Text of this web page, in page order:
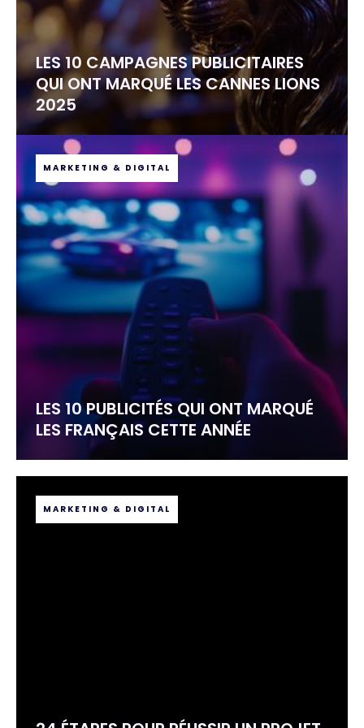
LES 10 CAMPAGNES PUBLICITAIRES
QUI ONT MARQUÉ LES CANNES LIONS
2025
MARKETING & DIGITAL
LES 10 PUBLICITÉS QUI ONT MARQUÉ
LES FRANÇAIS CETTE ANNÉE
MARKETING & DIGITAL